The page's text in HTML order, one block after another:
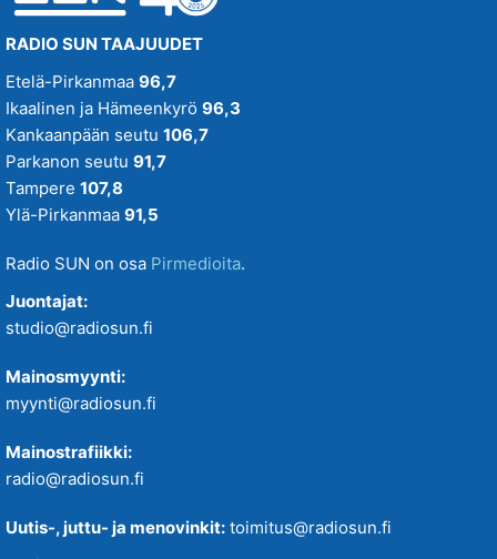
RADIO SUN TAAJUUDET
Etelä-Pirkanmaa 96,7
Ikaalinen ja Hämeenkyrö 96,3
Kankaanpään seutu 106,7
Parkanon seutu 91,7
Tampere 107,8
Ylä-Pirkanmaa 91,5
Radio SUN on osa Pirmedioita.
Juontajat:
studio@radiosun.fi
Mainosmyynti:
myynti@radiosun.fi
Mainostrafiikki:
radio@radiosun.fi
Uutis-, juttu- ja menovinkit: toimitus@radiosun.fi